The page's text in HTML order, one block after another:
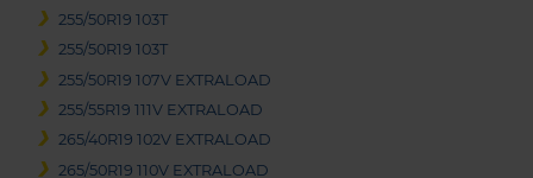
255/50R19 103T
255/50R19 103T
255/50R19 107V EXTRALOAD
255/55R19 111V EXTRALOAD
265/40R19 102V EXTRALOAD
265/50R19 110V EXTRALOAD